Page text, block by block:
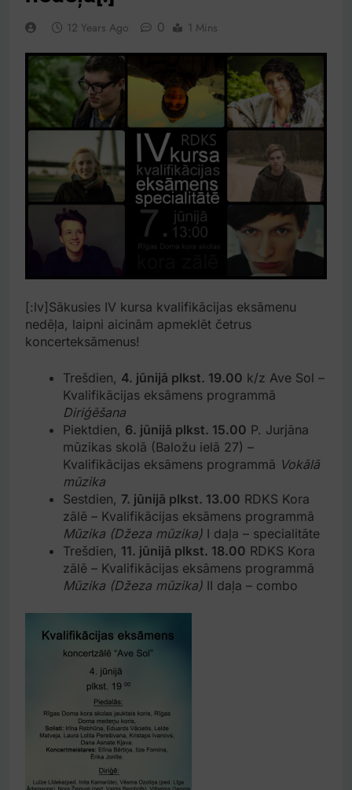
12 Years Ago 0 1 Mins
[:lv]Sākusies IV kursa kvalifikācijas eksāmenu
nedēļa, laipni aicinām apmeklēt četrus
koncerteksāmenus!
Trešdien, 4. jūnijā plkst. 19.00 k/z Ave Sol –
Kvalifikācijas eksāmens programmā
Diriģēšana
Piektdien, 6. jūnijā plkst. 15.00 P. Jurjāna
mūzikas skolā (Baložu ielā 27) –
Kvalifikācijas eksāmens programmā Vokālā
mūzika
Sestdien, 7. jūnijā plkst. 13.00 RDKS Kora
zālē – Kvalifikācijas eksāmens programmā
Mūzika (Džeza mūzika) I daļa – specialitāte
Trešdien, 11. jūnijā plkst. 18.00 RDKS Kora
zālē – Kvalifikācijas eksāmens programmā
Mūzika (Džeza mūzika) II daļa – combo